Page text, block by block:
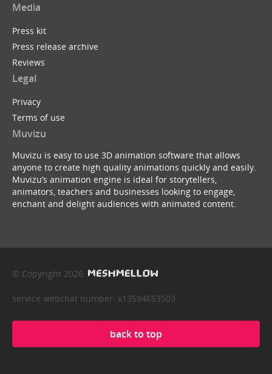
Media
Press kit
Press release archive
Reviews
Legal
Privacy
Terms of use
Muvizu
Muvizu is easy to use 3D animation software that allows
anyone to create high quality animations quickly and easily.
Muvizu’s animation engine is ideal for storytellers,
animators, teachers and businesses looking to engage,
enchant and delight audiences with animated content.
© Copyright 2026
service webchat number: x13594653503
back to top